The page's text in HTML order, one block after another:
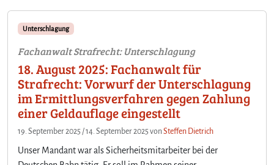
Unterschlagung
Fachanwalt Strafrecht: Unterschlagung
18. August 2025: Fachanwalt für
Strafrecht: Vorwurf der Unterschlagung
im Ermittlungsverfahren gegen Zahlung
einer Geldauflage eingestellt
19. September 2025 /14. September 2025vonSteffen Dietrich
Unser Mandant war als Sicherheitsmitarbeiter bei der